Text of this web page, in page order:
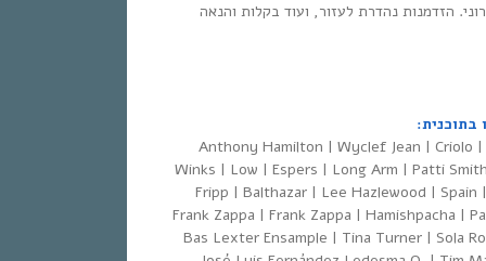
הזדמנות נהדרת לעזור, ועוד בקלות והנאה
Anthony Hamilton | Wyclef Jean | Criolo
Winks | Low | Espers | Long Arm | Patti
Fripp | Balthazar | Lee Hazlewood | Spain
Frank Zappa | Frank Zappa | Hamishpacha |
Bas Lexter Ensample | Tina Turner | Sola